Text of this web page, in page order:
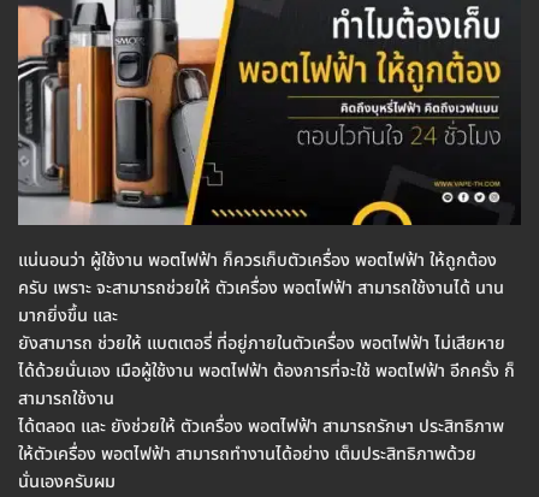
แน่นอนว่า ผู้ใช้งาน พอตไฟฟ้า ก็ควรเก็บตัวเครื่อง พอตไฟฟ้า ให้ถูกต้อง
ครับ เพราะ จะสามารถช่วยให้ ตัวเครื่อง พอตไฟฟ้า สามารถใช้งานได้ นาน
มากยิ่งขึ้น และ
ยังสามารถ ช่วยให้ แบตเตอรี่ ที่อยู่ภายในตัวเครื่อง พอตไฟฟ้า ไม่เสียหาย
ได้ด้วยนั่นเอง เมือผู้ใช้งาน พอตไฟฟ้า ต้องการที่จะใช้ พอตไฟฟ้า อีกครั้ง ก็
สามารถใช้งาน
ได้ตลอด และ ยังช่วยให้ ตัวเครื่อง พอตไฟฟ้า สามารถรักษา ประสิทธิภาพ
ให้ตัวเครื่อง พอตไฟฟ้า สามารถทำงานได้อย่าง เต็มประสิทธิภาพด้วย
นั่นเองครับผม